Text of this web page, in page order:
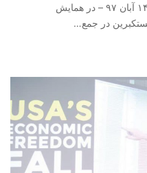
استاد حسن عباسی شامگاه دوشنبه – ۱۴ آبان ۹۷ – در همایش
در جمع…